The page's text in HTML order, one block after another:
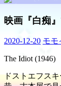
映画『白痴
2020-12-20 モモ
The Idiot (1946)
ドストエフス